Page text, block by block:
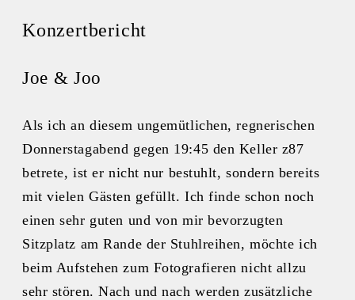
Konzertbericht
Joe & Joo
Als ich an diesem ungemütlichen, regnerischen
Donnerstagabend gegen 19:45 den Keller z87
betrete, ist er nicht nur bestuhlt, sondern bereits
mit vielen Gästen gefüllt. Ich finde schon noch
einen sehr guten und von mir bevorzugten
Sitzplatz am Rande der Stuhlreihen, möchte ich
beim Aufstehen zum Fotografieren nicht allzu
sehr stören. Nach und nach werden zusätzliche